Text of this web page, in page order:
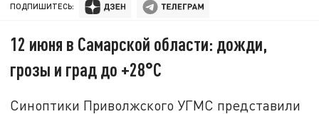
ПОДПИШИТЕСЬ:
12 июня в Самарской области: дожди,
грозы и град до +28°C
Синоптики Приволжского УГМС представили